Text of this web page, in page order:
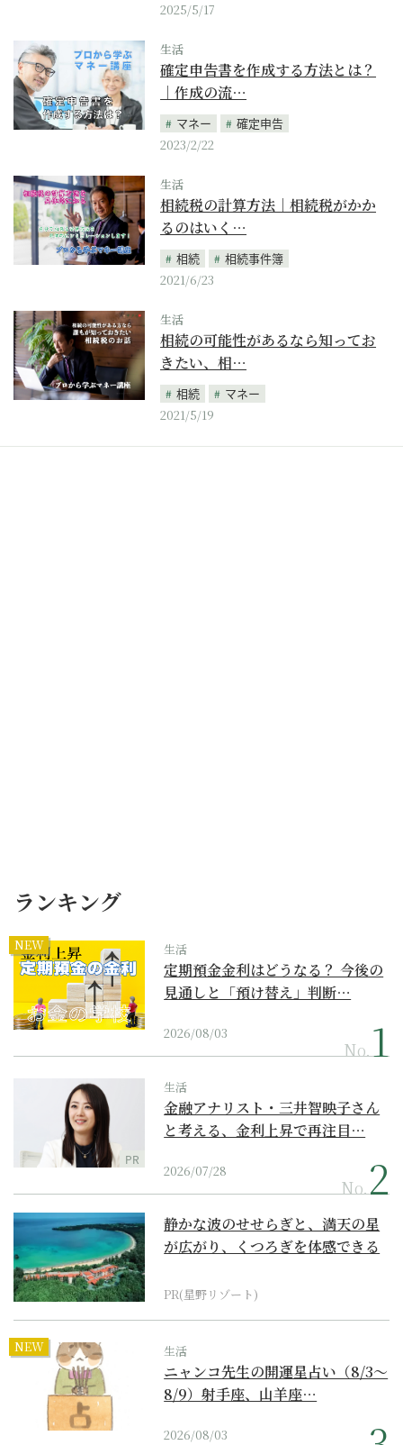
2025/5/17
生活
確定申告書を作成する方法とは？
｜作成の流…
マネー
確定申告
2023/2/22
生活
相続税の計算方法｜相続税がかか
るのはいく…
相続
相続事件簿
2021/6/23
生活
相続の可能性があるなら知ってお
きたい、相…
相続
マネー
2021/5/19
ランキング
NEW 生活
定期預金金利はどうなる？ 今後の
見通しと「預け替え」判断…
2026/08/03
No.
PR
生活
金融アナリスト・三井智映子さん
と考える、金利上昇で再注目…
2026/07/28
No.
静かな波のせせらぎと、満天の星
が広がり、くつろぎを体感できる
PR(星野リゾート)
NEW 生活
ニャンコ先生の開運星占い（8/3～
8/9）射手座、山羊座…
2026/08/03